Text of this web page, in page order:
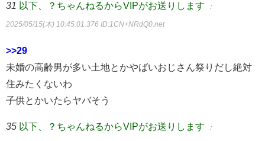
31 以下、？ちゃんねるからVIPがお送りします ：
2025/05/15(木) 10:45:01.376 ID:1CN+NRdQ0.net
>>29
未婚の高齢男が多い土地とかやばいおじさん祭りだし絶対
住みたくないわ
子供とかいたらヤバそう
35 以下、？ちゃんねるからVIPがお送りします ：